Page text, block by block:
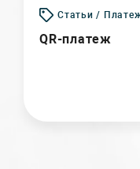
Статьи /
QR-платеж